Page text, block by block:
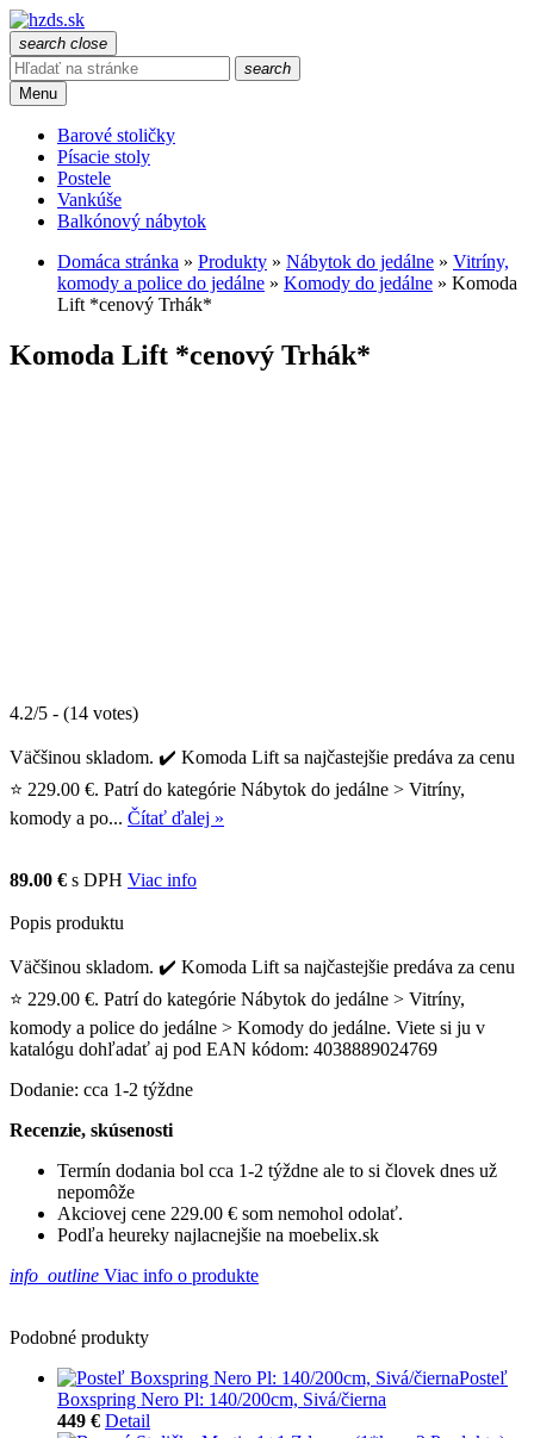
search close
search
Menu
Barové stoličky
Písacie stoly
Postele
Vankúše
Balkónový nábytok
Domáca stránka » Produkty » Nábytok do jedálne » Vitríny,
komody a police do jedálne » Komody do jedálne » Komoda
Lift *cenový Trhák*
Komoda Lift *cenový Trhák*
4.2/5 - (14 votes)
Väčšinou skladom. ✔️ Komoda Lift sa najčastejšie predáva za cenu
⭐ 229.00 €. Patrí do kategórie Nábytok do jedálne > Vitríny,
komody a po... Čítať ďalej »
89.00 € s DPH Viac info
Popis produktu
Väčšinou skladom. ✔️ Komoda Lift sa najčastejšie predáva za cenu
⭐ 229.00 €. Patrí do kategórie Nábytok do jedálne > Vitríny,
komody a police do jedálne > Komody do jedálne. Viete si ju v
katalógu dohľadať aj pod EAN kódom: 4038889024769
Dodanie: cca 1-2 týždne
Recenzie, skúsenosti
Termín dodania bol cca 1-2 týždne ale to si človek dnes už
nepomôže
Akciovej cene 229.00 € som nemohol odolať.
Podľa heureky najlacnejšie na moebelix.sk
info_outline Viac info o produkte
Podobné produkty
Posteľ
Boxspring Nero Pl: 140/200cm, Sivá/čierna
449 € Detail